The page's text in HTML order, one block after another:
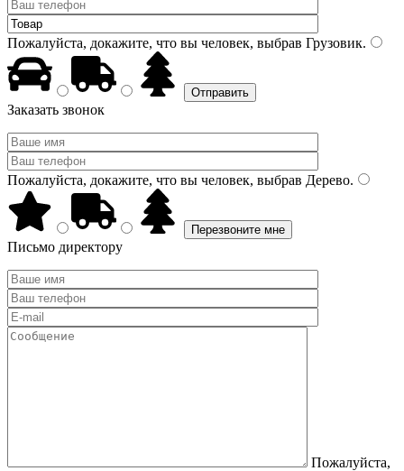
Пожалуйста, докажите, что вы человек, выбрав Грузовик.
Заказать звонок
Пожалуйста, докажите, что вы человек, выбрав Дерево.
Письмо директору
Пожалуйста,